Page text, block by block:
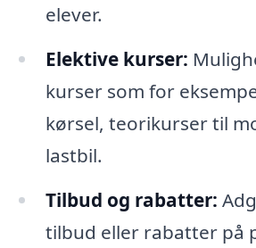
elever.
Elektive kurser:
kurser som for
kørsel, teorikurser til
lastbil.
Tilbud og rabatter:
tilbud eller rabatter på